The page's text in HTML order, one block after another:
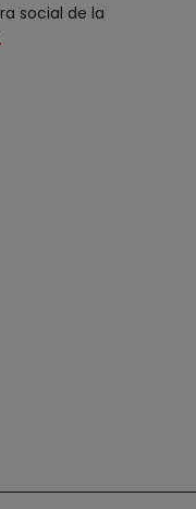
social de la